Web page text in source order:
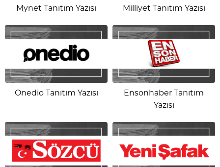
Mynet Tanıtım Yazısı Milliyet Tanıtım Yazısı
Onedio Tanıtım Yazısı
Ensonhaber Tanıtım
Yazısı